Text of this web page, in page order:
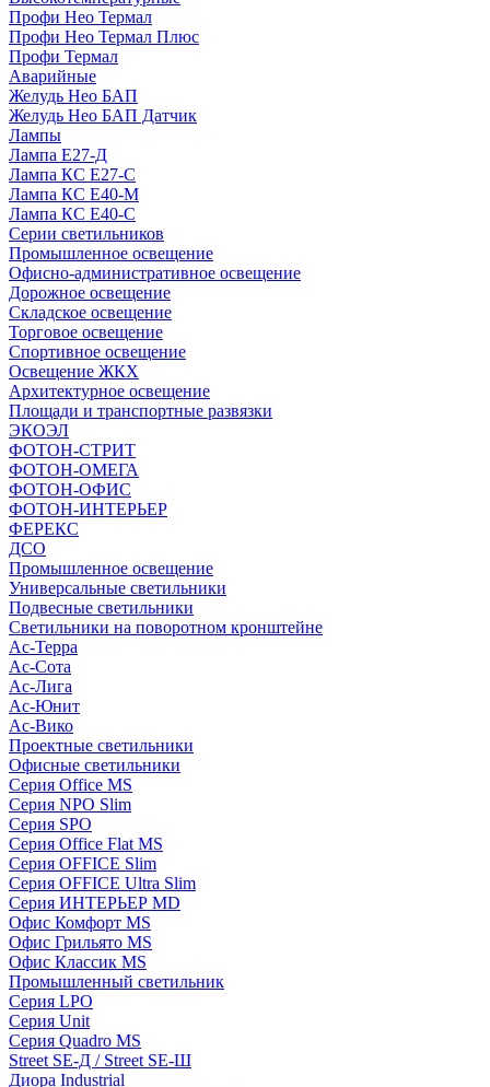
Профи Нео Термал
Профи Нео Термал Плюс
Профи Термал
Аварийные
Желудь Нео БАП
Желудь Нео БАП Датчик
Лампы
Лампа Е27-Д
Лампа КС Е27-С
Лампа КС Е40-М
Лампа КС Е40-С
Серии светильников
Промышленное освещение
Офисно-административное освещение
Дорожное освещение
Складское освещение
Торговое освещение
Спортивное освещение
Освещение ЖКХ
Архитектурное освещение
Площади и транспортные развязки
ЭКОЭЛ
ФОТОН-СТРИТ
ФОТОН-ОМЕГА
ФОТОН-ОФИС
ФОТОН-ИНТЕРЬЕР
ФЕРЕКС
ДСО
Промышленное освещение
Универсальные светильники
Подвесные светильники
Светильники на поворотном кронштейне
Ас-Терра
Ас-Сота
Ас-Лига
Ас-Юнит
Ас-Вико
Проектные светильники
Офисные светильники
Серия Office MS
Серия NPO Slim
Серия SPO
Серия Office Flat MS
Серия OFFICE Slim
Серия OFFICE Ultra Slim
Серия ИНТЕРЬЕР MD
Офис Комфорт MS
Офис Грильято MS
Офис Классик MS
Промышленный светильник
Серия LPO
Серия Unit
Серия Quadro MS
Street SE-Д / Street SE-Ш
Диора Industrial